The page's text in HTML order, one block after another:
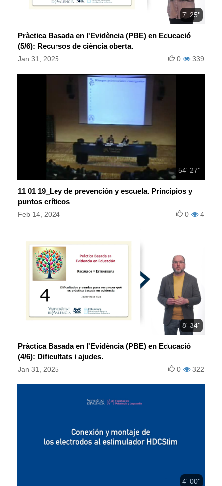
7' 25''
Pràctica Basada en l'Evidència (PBE) en Educació
(5/6): Recursos de ciència oberta.
Jan 31, 2025 339
0
54' 27''
11 01 19_Ley de prevención y escuela. Principios y
puntos críticos
Feb 14, 2024 4
0
8' 34''
Pràctica Basada en l'Evidència (PBE) en Educació
(4/6): Dificultats i ajudes.
Jan 31, 2025 322
0
4' 00''